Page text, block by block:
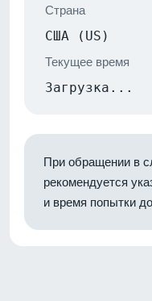
Страна
США (US)
Текущее время
Загрузка...
При обращении в
рекомендуется
и время попытки